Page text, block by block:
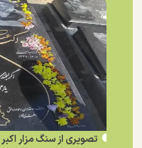
تصویری از سنگ مزار